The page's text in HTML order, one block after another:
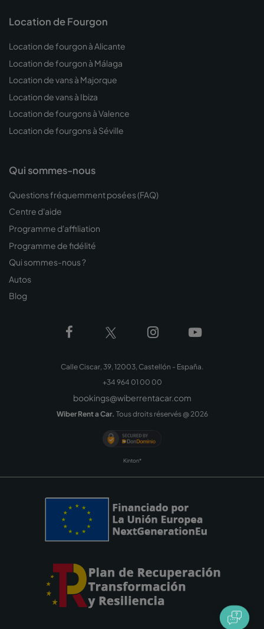
Location de Fourgon
Location de fourgon à Alicante
Location de fourgon à Málaga
Location de vans à Majorque
Location de vans à Ibiza
Location de fourgons à Valence
Location de fourgons à Séville
Qui sommes-nous
Questions fréquemment posées (FAQ)
Centre d'aide
Programme d'affiliation
Programme de fidélité
Qui sommes-nous ?
Autos
Blog
Calle Ciscar, 39, 12003, Castellón - España.
+34 964 01 00 00
bookings@wiberrentacar.com
Wiber Rent a Car. Tous droits réservés @ 2026
Kinton*